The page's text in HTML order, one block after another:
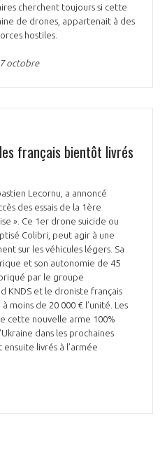
cherchent toujours si cette
de drones, appartenait à des
hostiles.
octobre
français bientôt livrés
Lecornu, a annoncé
des essais de la 1ère
». Ce 1er drone suicide ou
Colibri, peut agir à une
sur les véhicules légers. Sa
et son autonomie de 45
par le groupe
KNDS et le droniste français
moins de 20 000 € l’unité. Les
cette nouvelle arme 100%
dans les prochaines
ensuite livrés à l’armée